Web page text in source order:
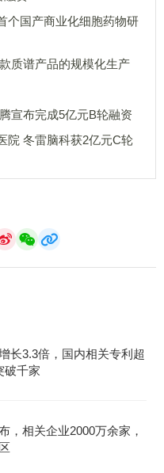
个国产商业化细胞药物研
质谱产品的规模化生产
宣布完成5亿元B轮融资
院 冬雷脑科获2亿元C轮
长3.3倍，国内相关专利超
破千家
，相关企业2000万余家，